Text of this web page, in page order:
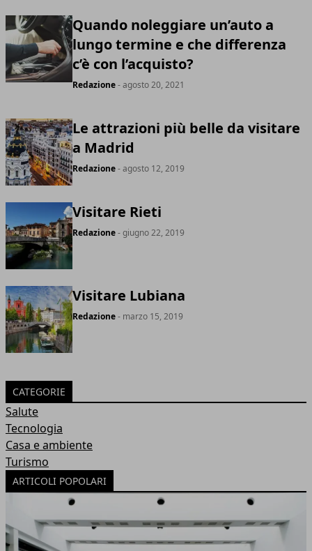
Quando noleggiare un’auto a
lungo termine e che differenza
c’è con l’acquisto?
Redazione- agosto 20, 2021
Le attrazioni più belle da visitare
a Madrid
Redazione- agosto 12, 2019
Visitare Rieti
Redazione- giugno 22, 2019
Visitare Lubiana
Redazione- marzo 15, 2019
CATEGORIE
Salute
Tecnologia
Casa e ambiente
Turismo
ARTICOLI POPOLARI